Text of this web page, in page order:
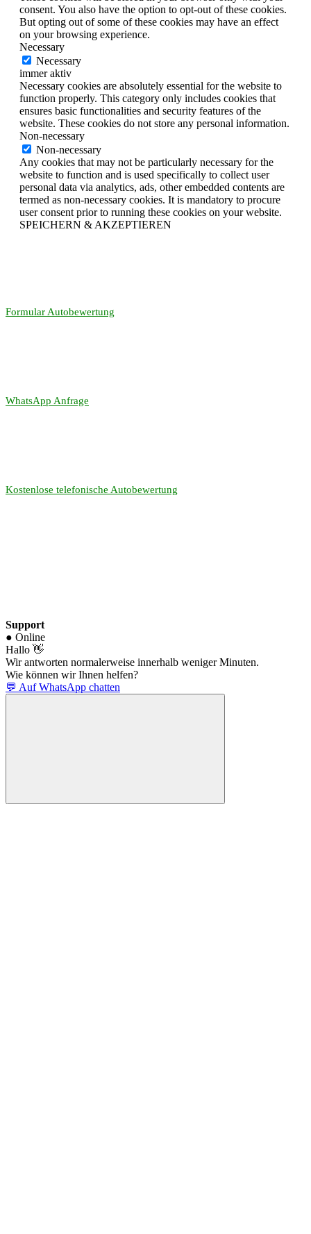
consent. You also have the option to opt-out of these cookies.
But opting out of some of these cookies may have an effect
on your browsing experience.
Necessary
Necessary
immer aktiv
Necessary cookies are absolutely essential for the website to
function properly. This category only includes cookies that
ensures basic functionalities and security features of the
website. These cookies do not store any personal information.
Non-necessary
Non-necessary
Any cookies that may not be particularly necessary for the
website to function and is used specifically to collect user
personal data via analytics, ads, other embedded contents are
termed as non-necessary cookies. It is mandatory to procure
user consent prior to running these cookies on your website.
SPEICHERN & AKZEPTIEREN
Formular Autobewertung
WhatsApp Anfrage
Kostenlose telefonische Autobewertung
Support
● Online
Hallo 👋
Wir antworten normalerweise innerhalb weniger Minuten.
Wie können wir Ihnen helfen?
💬 Auf WhatsApp chatten